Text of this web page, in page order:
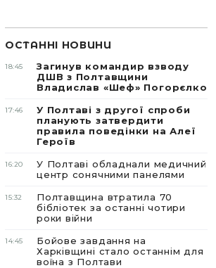
ОСТАННІ НОВИНИ
18:45
Загинув командир взводу
ДШВ з Полтавщини
Владислав «Шеф» Погорєлко
17:46
У Полтаві з другої спроби
планують затвердити
правила поведінки на Алеї
Героїв
16:20
У Полтаві обладнали медичний
центр сонячними панелями
15:32
Полтавщина втратила 70
бібліотек за останні чотири
роки війни
14:45
Бойове завдання на
Харківщині стало останнім для
воїна з Полтави